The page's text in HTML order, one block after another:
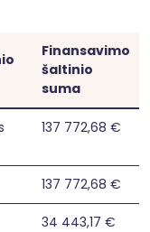
Finansavimo
šaltinio
suma
137 772,68 €
137 772,68 €
34 443,17 €